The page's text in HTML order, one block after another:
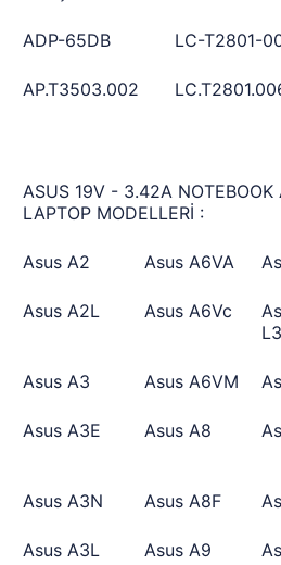
ADP-65DB LC-T2801-
AP.T3503.002
ASUS 19V - 3.42A
LAPTOP MODELLERİ :
Asus A2 Asus A6VA
Asus A2L Asus A6Vc
Asus A3 Asus A6VM
Asus A3E Asus A8
Asus A3N Asus A8F
Asus A3L Asus A9